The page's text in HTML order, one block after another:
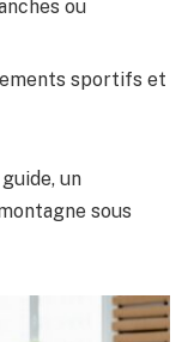
ou
sportifs et
un
sous